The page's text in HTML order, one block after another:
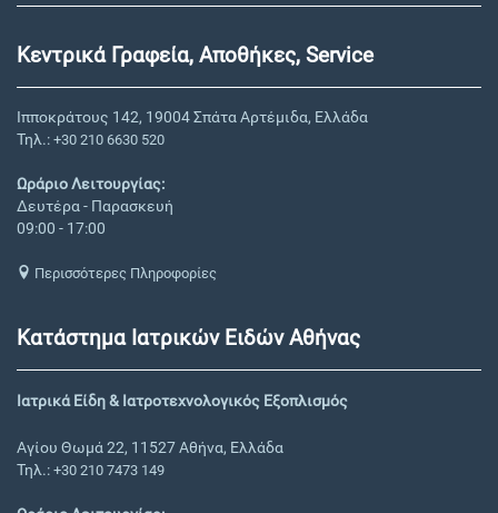
Κεντρικά Γραφεία, Αποθήκες, Service
Ιπποκράτους 142, 19004 Σπάτα Αρτέμιδα, Ελλάδα
Τηλ.: +30 210 6630 520
Ωράριο Λειτουργίας:
Δευτέρα - Παρασκευή
09:00 - 17:00
Περισσότερες Πληροφορίες
Κατάστημα Ιατρικών Ειδών Αθήνας
Ιατρικά Είδη & Ιατροτεχνολογικός Εξοπλισμός
Αγίου Θωμά 22, 11527 Αθήνα, Ελλάδα
Τηλ.: +30 210 7473 149